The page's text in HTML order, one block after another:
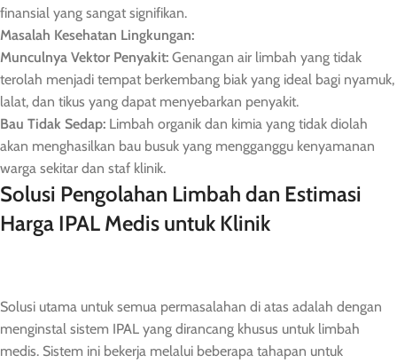
finansial yang sangat signifikan.
Masalah Kesehatan Lingkungan:
Munculnya Vektor Penyakit: Genangan air limbah yang tidak
terolah menjadi tempat berkembang biak yang ideal bagi nyamuk,
lalat, dan tikus yang dapat menyebarkan penyakit.
Bau Tidak Sedap: Limbah organik dan kimia yang tidak diolah
akan menghasilkan bau busuk yang mengganggu kenyamanan
warga sekitar dan staf klinik.
Solusi Pengolahan Limbah dan Estimasi
Harga IPAL Medis untuk Klinik
Solusi utama untuk semua permasalahan di atas adalah dengan
menginstal sistem IPAL yang dirancang khusus untuk limbah
medis. Sistem ini bekerja melalui beberapa tahapan untuk